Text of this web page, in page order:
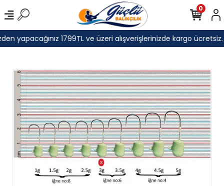
yapacağınız 1799TL ve üzeri alışverişlerinizde kargo ücretsiz.
0